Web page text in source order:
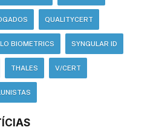
QUALITYCERT
BIOMETRICS SYNGULAR ID
THALES V/CERT